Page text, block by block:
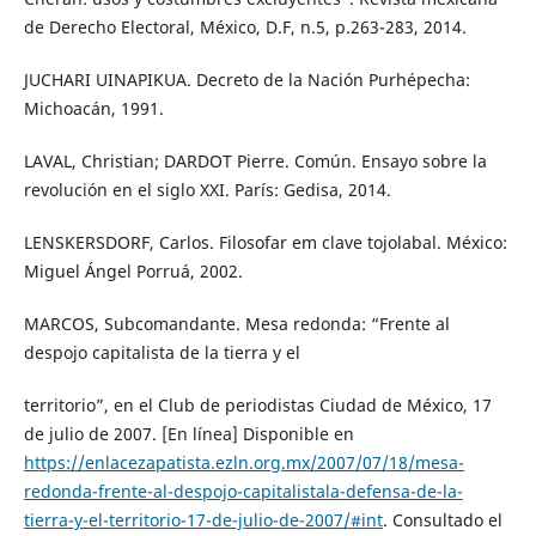
de Derecho Electoral, México, D.F, n.5, p.263-283, 2014.
JUCHARI UINAPIKUA. Decreto de la Nación Purhépecha:
Michoacán, 1991.
LAVAL, Christian; DARDOT Pierre. Común. Ensayo sobre la
revolución en el siglo XXI. París: Gedisa, 2014.
LENSKERSDORF, Carlos. Filosofar em clave tojolabal. México:
Miguel Ángel Porruá, 2002.
MARCOS, Subcomandante. Mesa redonda: “Frente al
despojo capitalista de la tierra y el
territorio”, en el Club de periodistas Ciudad de México, 17
de julio de 2007. [En línea] Disponible en
https://enlacezapatista.ezln.org.mx/2007/07/18/mesa-
redonda-frente-al-despojo-capitalistala-defensa-de-la-
tierra-y-el-territorio-17-de-julio-de-2007/#int. Consultado el